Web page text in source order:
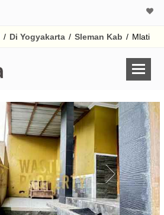
/ Di Yogyakarta / Sleman Kab / Mlati
Harga Rp
Untuk hasil simulasi
pada kotak-
Simpan